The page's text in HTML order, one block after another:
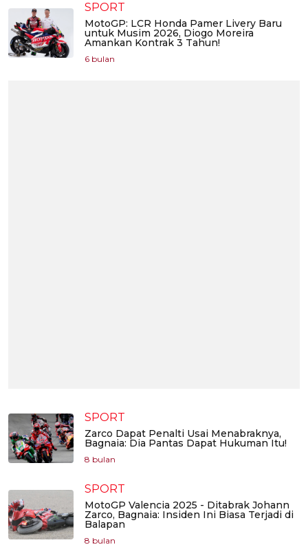
SPORT
MotoGP: LCR Honda Pamer Livery Baru
untuk Musim 2026, Diogo Moreira
Amankan Kontrak 3 Tahun!
6 bulan
SPORT
Zarco Dapat Penalti Usai Menabraknya,
Bagnaia: Dia Pantas Dapat Hukuman Itu!
8 bulan
SPORT
MotoGP Valencia 2025 - Ditabrak Johann
Zarco, Bagnaia: Insiden Ini Biasa Terjadi di
Balapan
8 bulan